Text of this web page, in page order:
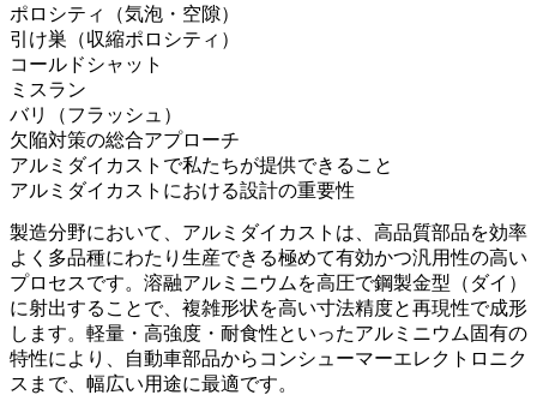
ポロシティ（気泡・空隙）
引け巣（収縮ポロシティ）
コールドシャット
ミスラン
バリ（フラッシュ）
欠陥対策の総合アプローチ
アルミダイカストで私たちが提供できること
アルミダイカストにおける設計の重要性
製造分野において、 アルミダイカスト は、高品質部品を効率
よく多品種にわたり生産できる極めて有効かつ汎用性の高い
プロセスです。溶融アルミニウムを高圧で鋼製金型（ダイ）
に射出することで、複雑形状を高い寸法精度と再現性で成形
します。軽量・高強度・耐食性といったアルミニウム固有の
特性により、
自動車部品から コンシューマーエレクトロニク
ス まで、幅広い用途に最適です。